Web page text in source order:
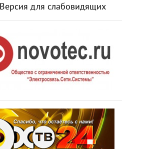
Версия для слабовидящих